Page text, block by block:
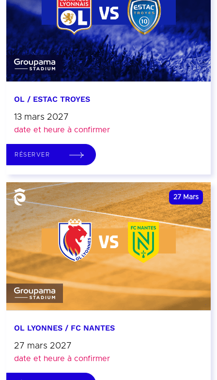
OL / ESTAC TROYES
13 mars 2027
date et heure à confirmer
RÉSERVER
27 Mars
OL LYONNES / FC NANTES
27 mars 2027
date et heure à confirmer